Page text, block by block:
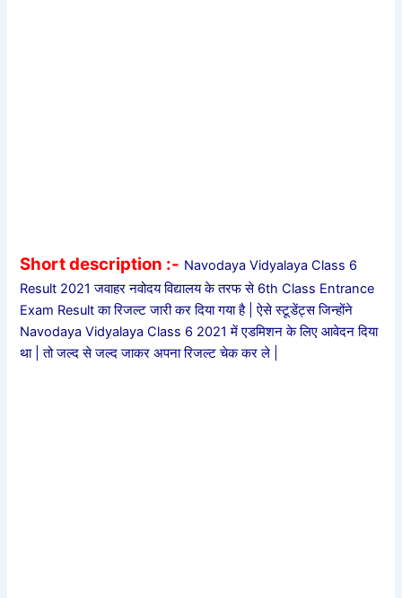
Short description :- Navodaya Vidyalaya Class 6
Result 2021 जवाहर नवोदय विद्यालय के तरफ से 6th Class Entrance
Exam Result का रिजल्ट जारी कर दिया गया है | ऐसे स्टूडेंट्स जिन्होंने
Navodaya Vidyalaya Class 6 2021 में एडमिशन के लिए आवेदन दिया
था | तो जल्द से जल्द जाकर अपना रिजल्ट चेक कर ले |